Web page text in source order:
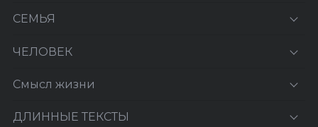
СЕМЬЯ
ЧЕЛОВЕК
Смысл жизни
ДЛИННЫЕ ТЕКСТЫ